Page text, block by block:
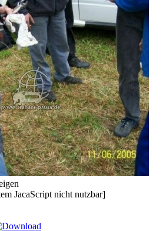
JacaScript nicht nutzbar]